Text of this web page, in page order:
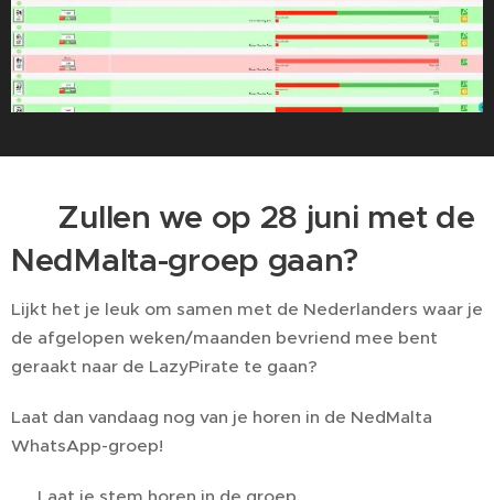
🇳🇱 Zullen we op 28 juni met de
NedMalta-groep gaan?
Lijkt het je leuk om samen met de Nederlanders waar je
de afgelopen weken/maanden bevriend mee bent
geraakt naar de LazyPirate te gaan?
Laat dan vandaag nog van je horen in de NedMalta
WhatsApp-groep!